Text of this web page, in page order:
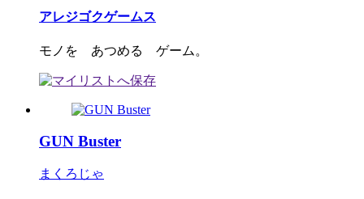
アレジゴクゲームス
モノを あつめる ゲーム。
GUN Buster
まくろじゃ